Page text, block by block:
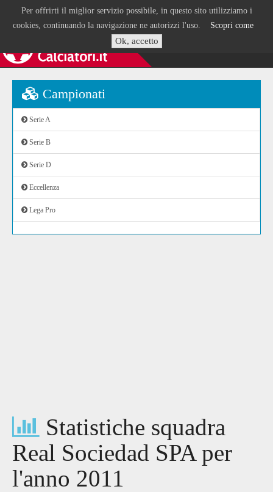
Per offrirti il miglior servizio possibile, in questo sito utilizziamo i
cookies, continuando la navigazione ne autorizzi l'uso. Scopri come
Ok, accetto
Campionati
Serie A
Serie B
Serie D
Eccellenza
Lega Pro
Statistiche squadra
Real Sociedad SPA per
l'anno 2011